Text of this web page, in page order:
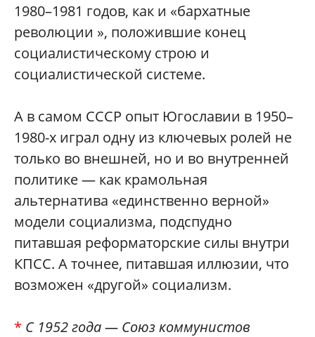
1980–1981 годов, как и «бархатные
революции », положившие конец
социалистическому строю и
социалистической системе.
А в самом СССР опыт Югославии в 1950–
1980-х играл одну из ключевых ролей не
только во внешней, но и во внутренней
политике — как крамольная
альтернатива «единственно верной»
модели социализма, подспудно
питавшая реформаторские силы внутри
КПСС. А точнее, питавшая иллюзии, что
возможен «другой» социализм.
* С 1952 года — Союз коммунистов